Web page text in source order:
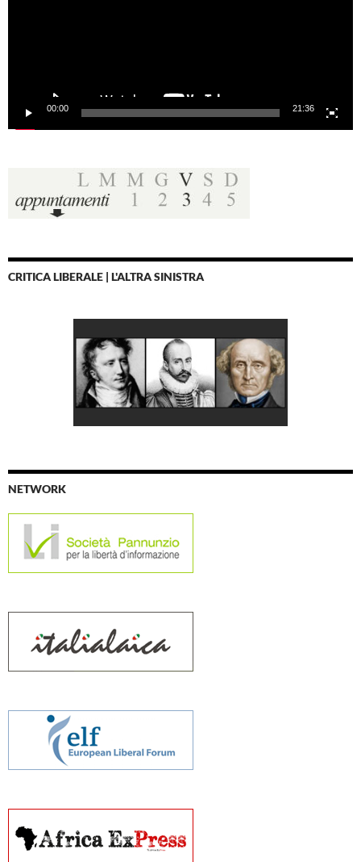
00:00 21:36
CRITICA LIBERALE | L'ALTRA SINISTRA
NETWORK